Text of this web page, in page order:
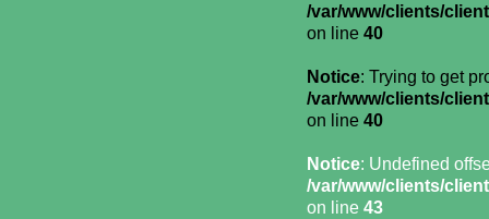
/var/www/clients/
on line 40
Notice: Trying to get
/var/www/clients/
on line 40
Notice: Undefined
/var/www/clients/
on line 43